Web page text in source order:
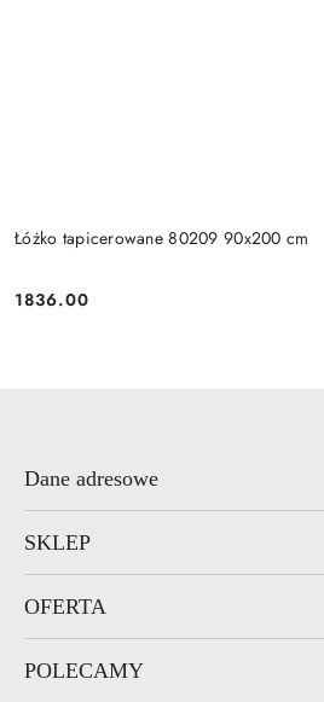
Łóżko tapicerowane 80209 90x200 cm
Cena:
1836.00
Dane adresowe
SKLEP
OFERTA
POLECAMY